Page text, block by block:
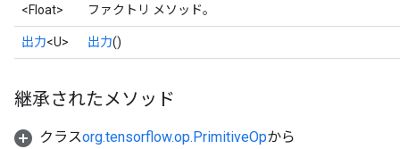
<Float>
ファクトリ メソッド。
出力<U> 出力()
継承されたメソッド
クラスorg.tensorflow.op.PrimitiveOpから